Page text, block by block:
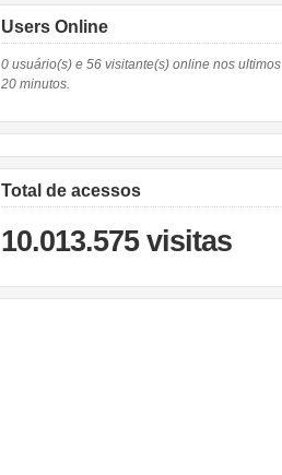
Users Online
0 usuário(s) e 56 visitante(s) online nos ultimos
20 minutos.
Total de acessos
10.013.575 visitas